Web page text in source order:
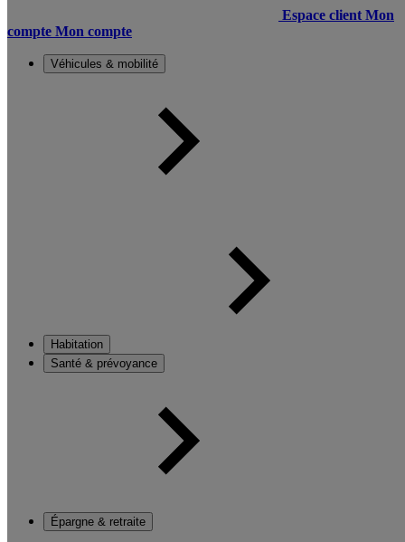
Espace client Mon
compte Mon compte
Véhicules & mobilité
Habitation
Santé & prévoyance
Épargne & retraite